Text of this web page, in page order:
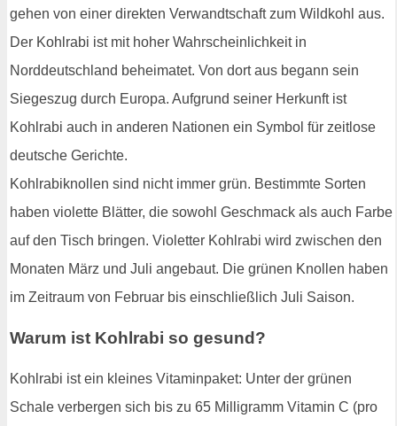
gehen von einer direkten Verwandtschaft zum Wildkohl aus.
Der Kohlrabi ist mit hoher Wahrscheinlichkeit in
Norddeutschland beheimatet. Von dort aus begann sein
Siegeszug durch Europa. Aufgrund seiner Herkunft ist
Kohlrabi auch in anderen Nationen ein Symbol für zeitlose
deutsche Gerichte.
Kohlrabiknollen sind nicht immer grün. Bestimmte Sorten
haben violette Blätter, die sowohl Geschmack als auch Farbe
auf den Tisch bringen. Violetter Kohlrabi wird zwischen den
Monaten März und Juli angebaut. Die grünen Knollen haben
im Zeitraum von Februar bis einschließlich Juli Saison.
Warum ist Kohlrabi so gesund?
Kohlrabi ist ein kleines Vitaminpaket: Unter der grünen
Schale verbergen sich bis zu 65 Milligramm Vitamin C (pro